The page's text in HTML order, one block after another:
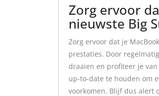
Zorg ervoor
nieuwste Big
Zorg ervoor dat je
prestaties. Door
draaien en profiteer je
up-to-date te houden om
voorkomen. Blijf dus alert